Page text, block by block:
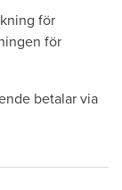
för
för
betalar via